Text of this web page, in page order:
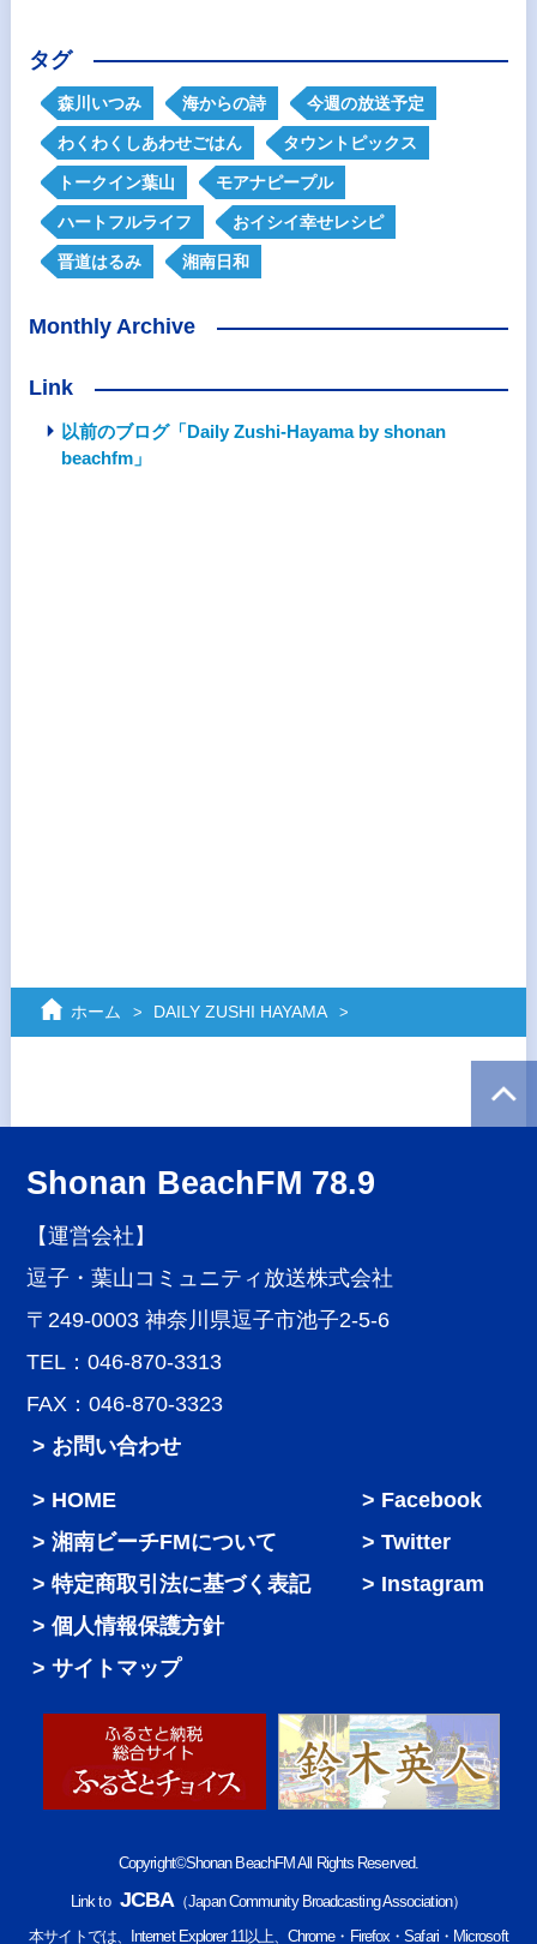
タグ
森川いつみ 海からの詩 今週の放送予定
わくわくしあわせごはん タウントピックス
トークイン葉山 モアナピープル
ハートフルライフ おイシイ幸せレシピ
晋道はるみ 湘南日和
Monthly Archive
Link
以前のブログ「Daily Zushi-Hayama by shonan
beachfm」
ホーム DAILY ZUSHI HAYAMA
Shonan BeachFM 78.9
【運営会社】
逗子・葉山コミュニティ放送株式会社
〒249-0003 神奈川県逗子市池子2-5-6
TEL：046-870-3313
FAX：046-870-3323
> お問い合わせ
HOME
湘南ビーチFMについて
特定商取引法に基づく表記
個人情報保護方針
サイトマップ
Facebook
Twitter
Instagram
Copyright©Shonan BeachFM All Rights Reserved.
Link to JCBA （Japan Community Broadcasting Association）
本サイトでは、Internet Explorer 11以上、Chrome・Firefox・Safari・Microsoft